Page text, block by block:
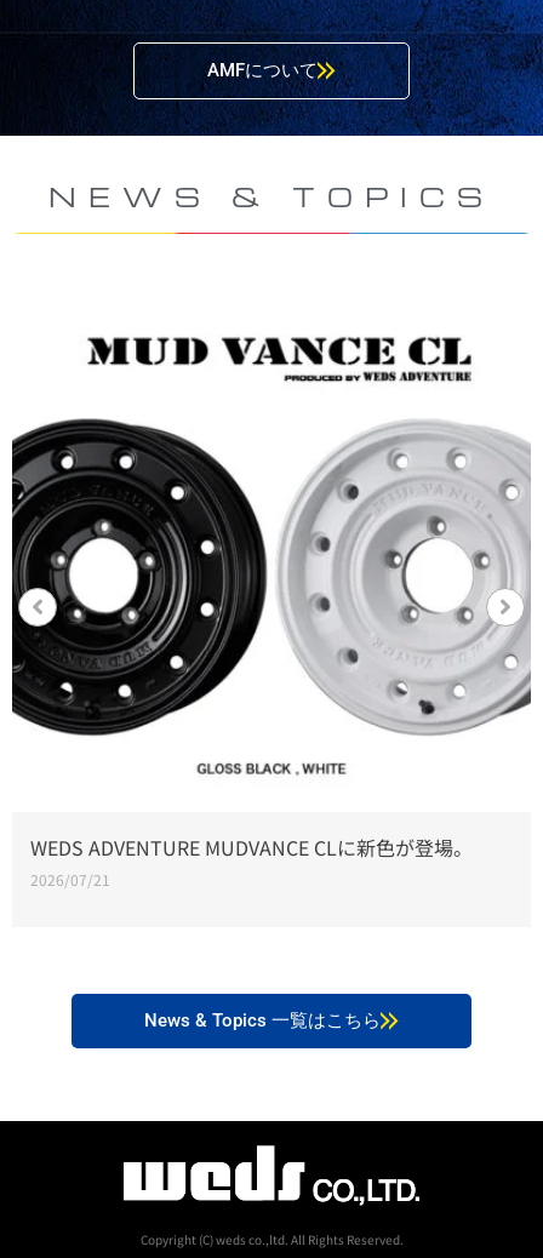
AMFについて
NEWS & TOPICS
LEONIS SCに新色が登場。
2026/07/21
News & Topics 一覧はこちら
Copyright (C) weds co.,ltd. All Rights Reserved.